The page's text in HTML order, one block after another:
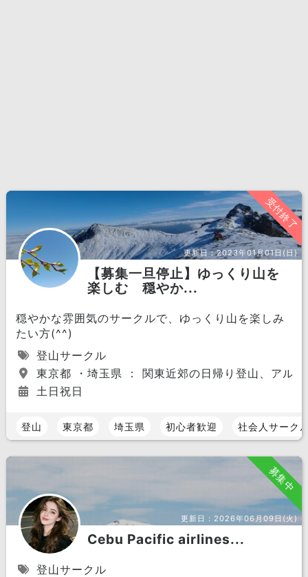
受付終了
更新日：2023年01月01日(日)
【募集一旦停止】ゆっくり山を
楽しむ 穏やか...
穏やかな雰囲気のサークルで、ゆっくり山を楽しみ
たい方(^^)
登山サークル
東京都 ・埼玉県 ： 関東近郊の日帰り登山、アル
土日祝日
登山 東京都 埼玉県 初心者歓迎 社会人サーク
募集中
更新日： 2026年06月09日(火)
Cebu Pacific airlines...
登山サークル